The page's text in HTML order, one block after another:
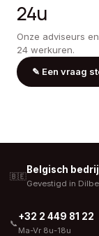
24u
Onze adviseurs
24 werkuren.
✎ Een vraag
🇧🇪
Belgisch
Gevestigd in
📞
+32 2 449 81 22
Ma-Vr 8u-18u